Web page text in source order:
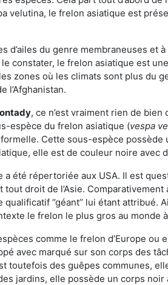
velutina, le frelon asiatique est
d’ailes du genre membraneuses
constater, le frelon asiatique est
zones où les climats sont plus du
l’Afghanistan.
, ce n’est vraiment rien de
espèce du frelon asiatique (vespa
Cette sous-espèce
elle est de couleur noire avec
été répertoriée aux USA. Il est
droit de l’Asie. Comparativement
‘’géant’’ lui étant
le frelon le plus gros au
comme le frelon d’Europe
avec marqué sur son corps des
toutefois des guêpes communes,
jardins, elle possède un corps